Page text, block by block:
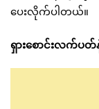
ပေးလိုက်ပါတယ်။
ရှားစောင်းလက်ပတ်